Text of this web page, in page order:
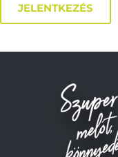
JELENTKEZÉS